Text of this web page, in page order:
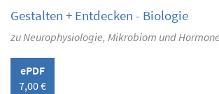
Gestalten + Entdecken - Biologie
zu Neurophysiologie, Mikrobiom und
ePDF
7,00 €